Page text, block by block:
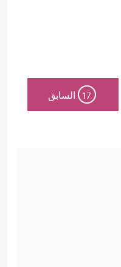
17 السابق